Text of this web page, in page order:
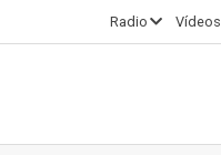
Radio Vídeos